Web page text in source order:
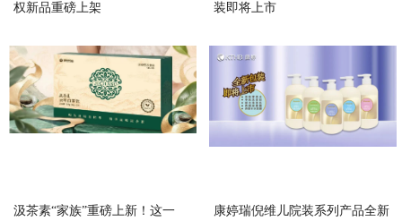
权新品重磅上架
装即将上市
汲茶素“家族”重磅上新！这一 康婷瑞倪维儿院装系列产品全新